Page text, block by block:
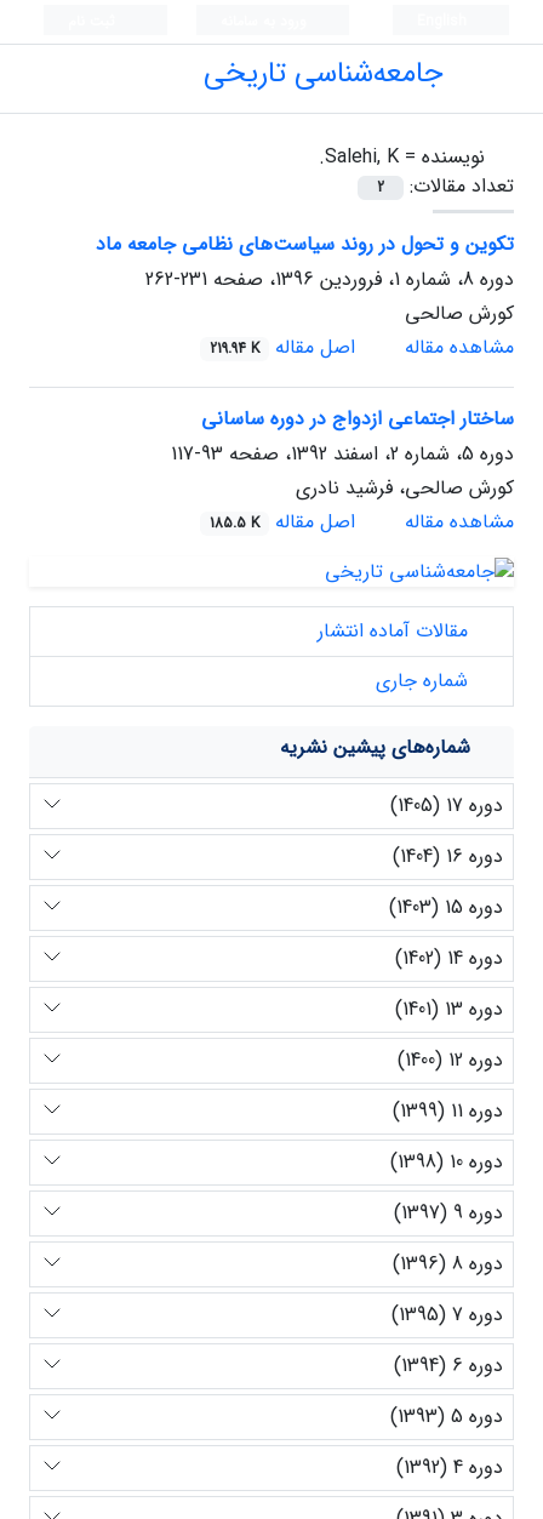
جامعه‌شناسی تاریخی
نویسنده = Salehi, K.
تعداد مقالات:
2
تکوین و تحول در روند سیاست‌های نظامی جامعه ماد
دوره 8، شماره 1، فروردین 1396، صفحه
231-262
کورش صالحی
مشاهده مقاله
اصل مقاله 219.94 K
ساختار اجتماعی ازدواج در دوره ساسانی
دوره 5، شماره 2، اسفند 1392، صفحه
93-117
کورش صالحی، فرشید نادری
مشاهده مقاله
اصل مقاله 185.5 K
مقالات آماده انتشار
شماره جاری
شماره‌های پیشین نشریه
دوره 17 (1405)
دوره 16 (1404)
دوره 15 (1403)
دوره 14 (1402)
دوره 13 (1401)
دوره 12 (1400)
دوره 11 (1399)
دوره 10 (1398)
دوره 9 (1397)
دوره 8 (1396)
دوره 7 (1395)
دوره 6 (1394)
دوره 5 (1393)
دوره 4 (1392)